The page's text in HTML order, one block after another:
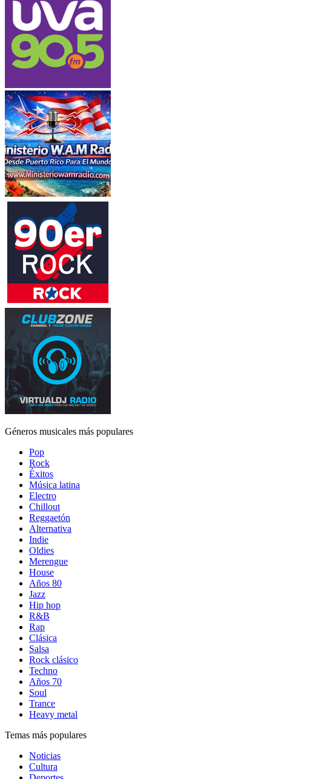
Géneros musicales más populares
Pop
Rock
Éxitos
Música latina
Electro
Chillout
Reggaetón
Alternativa
Indie
Oldies
Merengue
House
Años 80
Jazz
Hip hop
R&B
Rap
Clásica
Salsa
Rock clásico
Techno
Años 70
Soul
Trance
Heavy metal
Temas más populares
Noticias
Cultura